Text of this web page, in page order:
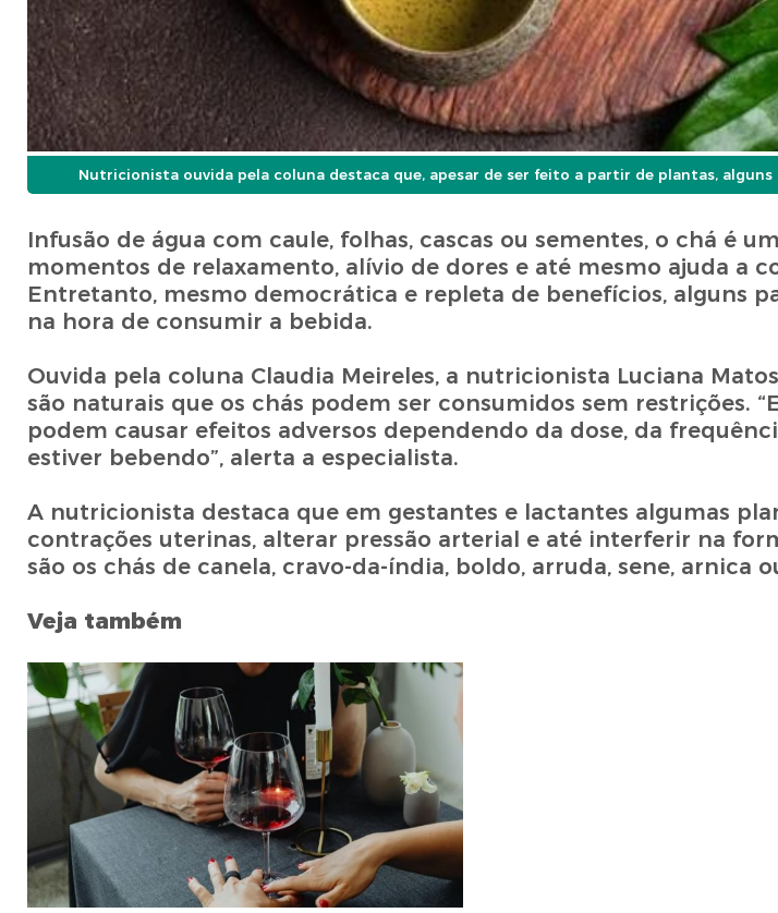
Nutricionista ouvida pela coluna destaca que, apesar de ser feito a partir de plantas,
Infusão de água com caule, folhas, cascas ou sementes, o chá é
momentos de relaxamento, alívio de dores e até mesmo ajuda a
Entretanto, mesmo democrática e repleta de benefícios, alguns
na hora de consumir a bebida.
Ouvida pela coluna Claudia Meireles, a nutricionista Luciana
são naturais que os chás podem ser consumidos sem restrições.
podem causar efeitos adversos dependendo da dose, da
estiver bebendo”, alerta a especialista.
A nutricionista destaca que em gestantes e lactantes algumas
contrações uterinas, alterar pressão arterial e até interferir na
são os chás de canela, cravo-da-índia, boldo, arruda, sene, arnica
Veja também